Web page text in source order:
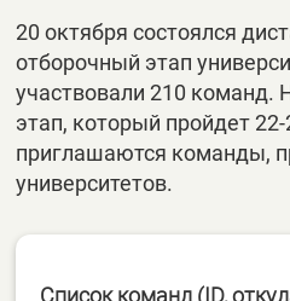
20 октября состоялся
отборочный этап
участвовали 210 команд.
этап, который пройдет
приглашаются команды,
университетов.
Список команд (ID,